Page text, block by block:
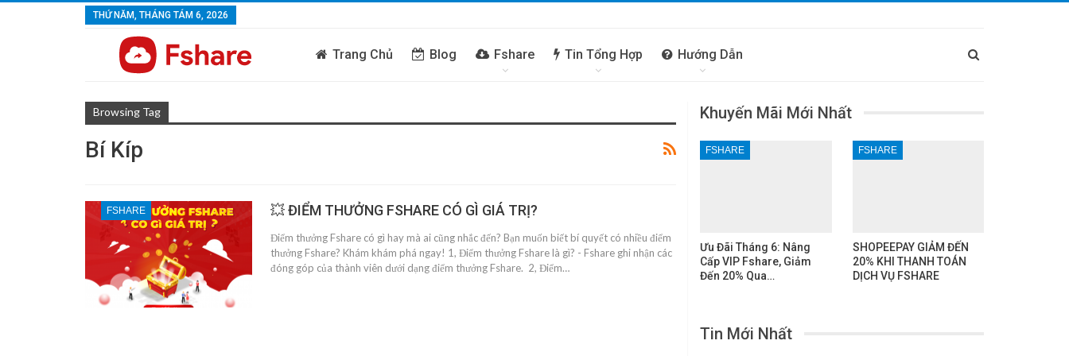
THỨ NĂM, THÁNG TÁM 6, 2026
Trang Chủ Blog Fshare Tin Tổng Hợp Hướng Dẫn
Browsing Tag
Bí Kíp
FSHARE 💥 ĐIỂM THƯỞNG FSHARE CÓ GÌ GIÁ TRỊ?
Điểm thưởng Fshare có gì hay mà ai cũng nhắc đến? Bạn muốn biết bí quyết có nhiều điểm
thưởng Fshare? Khám khám phá ngay! 1, Điểm thưởng Fshare là gì? - Fshare ghi nhận các
đóng góp của thành viên dưới dạng điểm thưởng Fshare. 2, Điểm…
Khuyến Mãi Mới Nhất
FSHARE
Ưu Đãi Tháng 6: Nâng
Cấp VIP Fshare, Giảm
Đến 20% Qua…
FSHARE
SHOPEEPAY GIẢM ĐẾN
20% KHI THANH TOÁN
DỊCH VỤ FSHARE
Tin Mới Nhất